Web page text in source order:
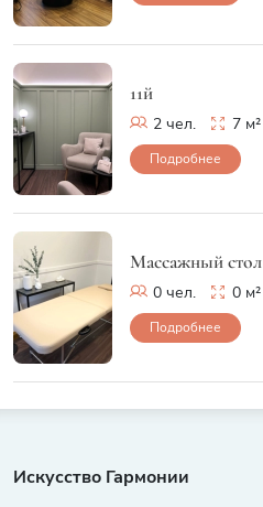
11й
2 чел. 7 м²
Подробнее
Массажный стол
0 чел. 0 м²
Подробнее
Искусство Гармонии